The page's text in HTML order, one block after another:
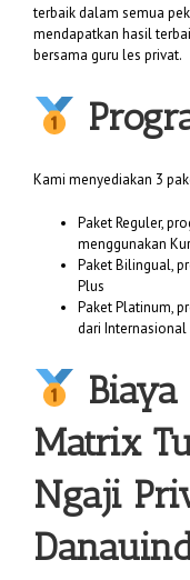
terbaik dalam semua
mendapatkan hasil
bersama guru les privat.
Kami menyediakan 3
Paket Reguler,
menggunakan
Paket Bilingual,
Plus
Paket Platinum,
dari
Biaya
Matrix
Ngaji